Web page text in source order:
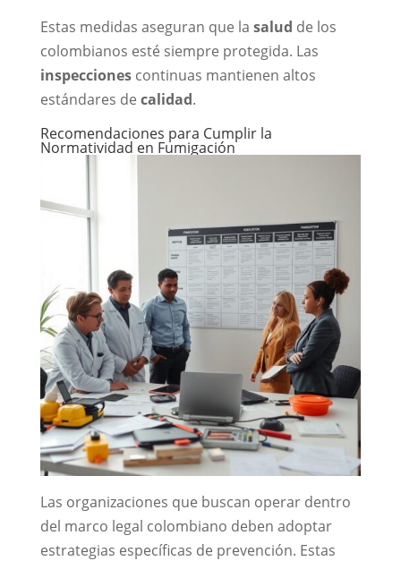
Estas medidas aseguran que la salud de los
colombianos esté siempre protegida. Las
inspeccionescontinuas mantienen altos
estándares de calidad.
Recomendaciones para Cumplir la
Normatividad en Fumigación
Las organizaciones que buscan operar dentro
del marco legal colombiano deben adoptar
estrategias específicas de prevención. Estas